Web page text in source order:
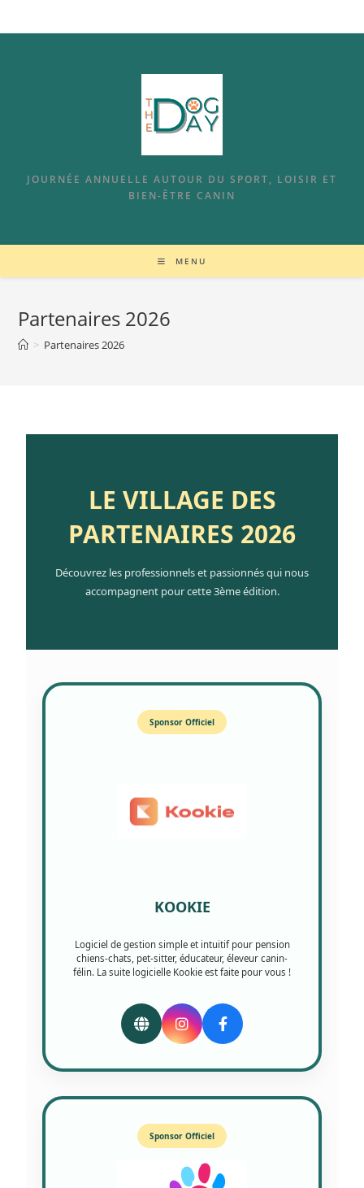
JOURNÉE ANNUELLE AUTOUR DU SPORT, LOISIR ET
BIEN-ÊTRE CANIN
MENU
Partenaires 2026
> Partenaires 2026
LE VILLAGE DES
PARTENAIRES 2026
Découvrez les professionnels et passionnés qui nous
accompagnent pour cette 3ème édition.
Sponsor Officiel
KOOKIE
Logiciel de gestion simple et intuitif pour pension
chiens-chats, pet-sitter, éducateur, éleveur canin-
félin. La suite logicielle Kookie est faite pour vous !
Sponsor Officiel